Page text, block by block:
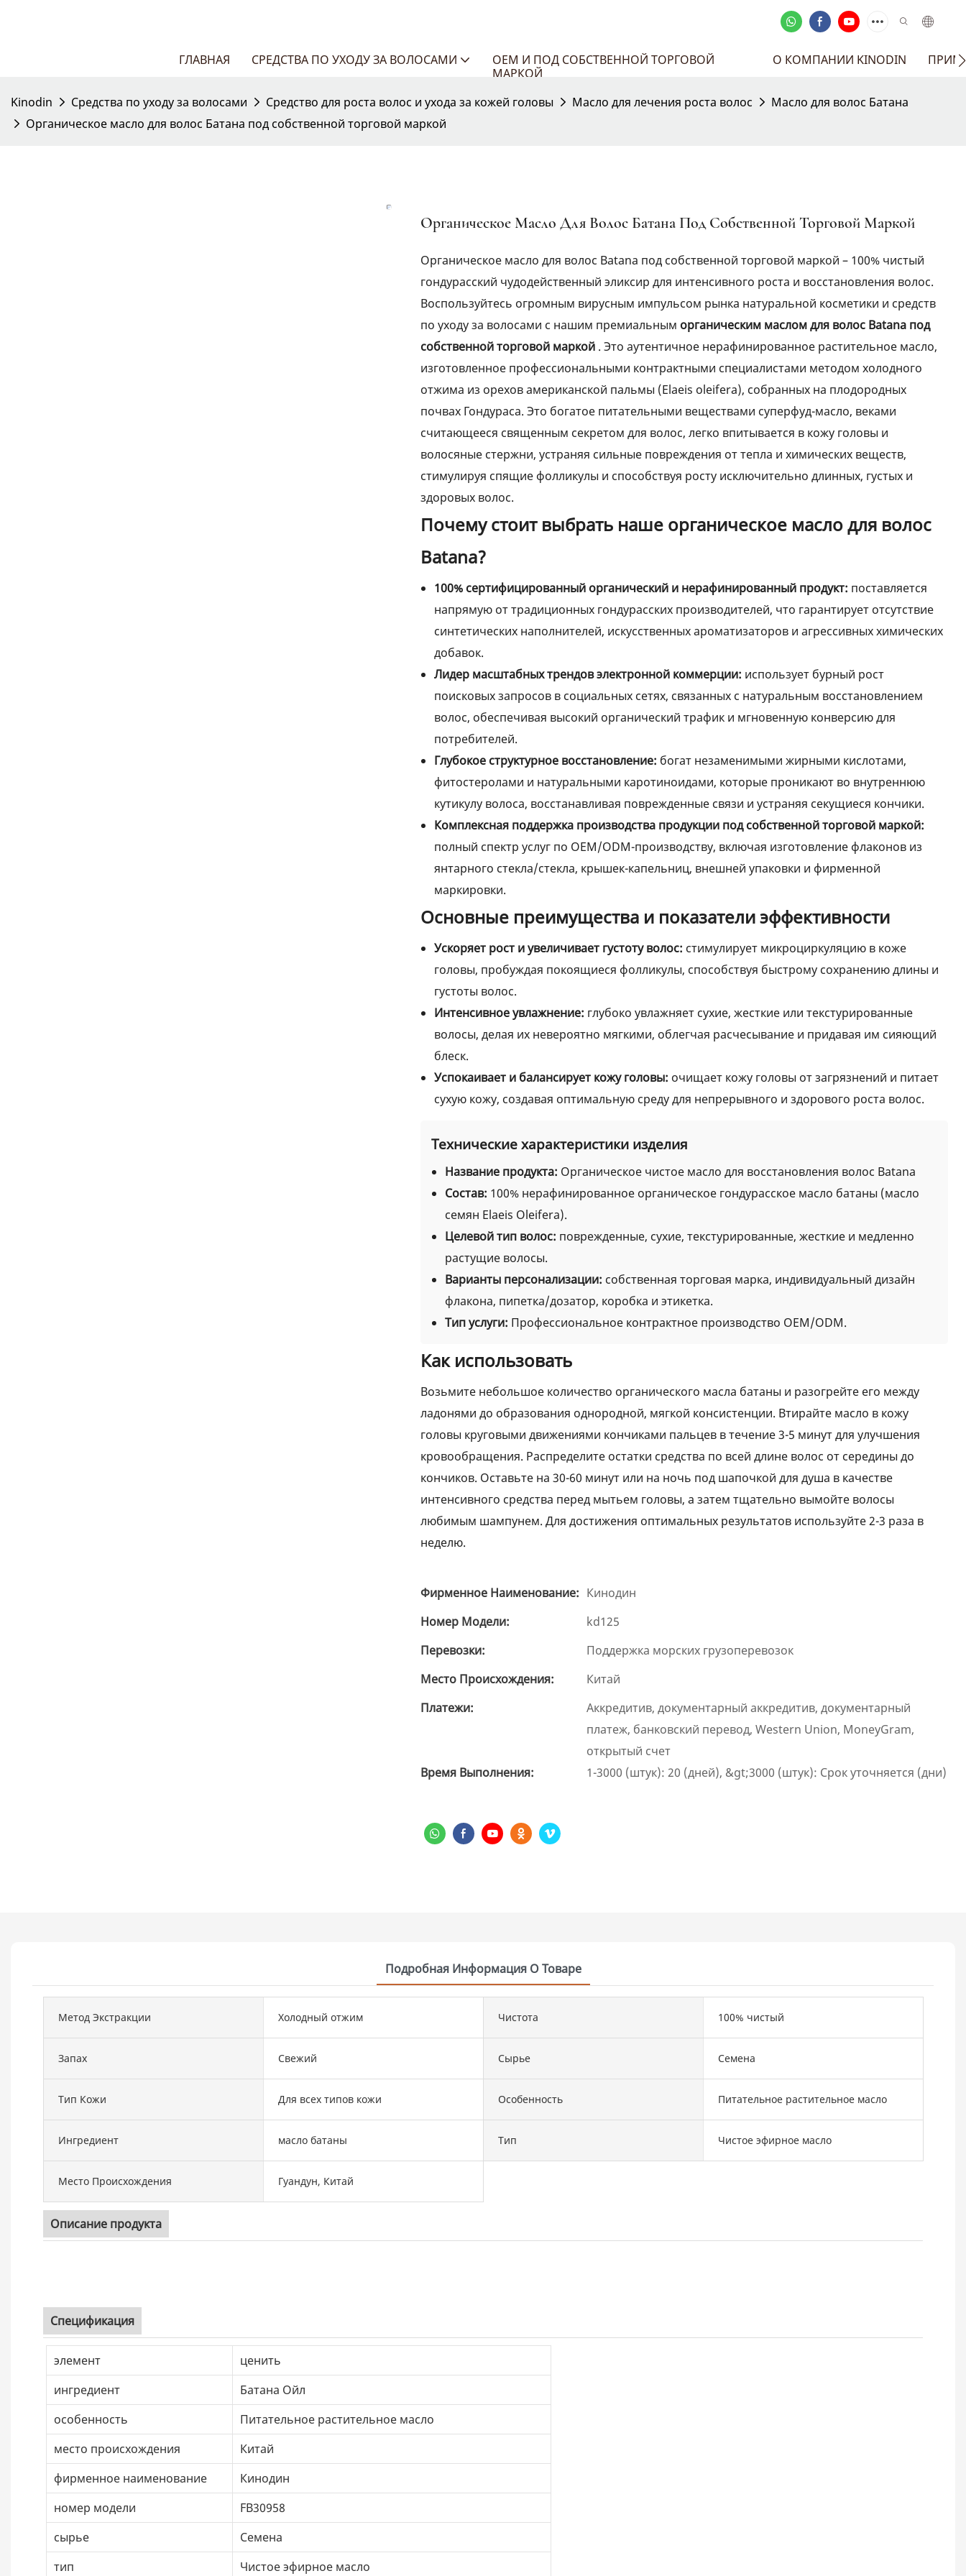
ГЛАВНАЯ СРЕДСТВА ПО УХОДУ ЗА ВОЛОСАМИ
OEM И ПОД СОБСТВЕННОЙ ТОРГОВОЙ
МАРКОЙ
О КОМПАНИИ KINODIN
Kinodin Средства по уходу за волосами Средство для роста волос и ухода за кожей головы Масло для лечения роста волос
Масло для волос Батана
Органическое масло для волос Батана под собственной торговой маркой
Органическое Масло Для Волос Батана Под Собственной Торговой Маркой
Органическое масло для волос Batana под собственной торговой маркой – 100% чистый
гондурасский чудодейственный эликсир для интенсивного роста и восстановления волос.
Воспользуйтесь огромным вирусным импульсом рынка натуральной косметики и средств
по уходу за волосами с нашим премиальным органическим маслом для волос Batana под
собственной торговой маркой . Это аутентичное нерафинированное растительное масло,
изготовленное профессиональными контрактными специалистами методом холодного
отжима из орехов американской пальмы (Elaeis oleifera), собранных на плодородных
почвах Гондураса. Это богатое питательными веществами суперфуд-масло, веками
считающееся священным секретом для волос, легко впитывается в кожу головы и
волосяные стержни, устраняя сильные повреждения от тепла и химических веществ,
стимулируя спящие фолликулы и способствуя росту исключительно длинных, густых и
здоровых волос.
Почему стоит выбрать наше органическое масло для волос
Batana?
100% сертифицированный органический и нерафинированный продукт: поставляется
напрямую от традиционных гондурасских производителей, что гарантирует отсутствие
синтетических наполнителей, искусственных ароматизаторов и агрессивных химических
добавок.
Лидер масштабных трендов электронной коммерции: использует бурный рост
поисковых запросов в социальных сетях, связанных с натуральным восстановлением
волос, обеспечивая высокий органический трафик и мгновенную конверсию для
потребителей.
Глубокое структурное восстановление: богат незаменимыми жирными кислотами,
фитостеролами и натуральными каротиноидами, которые проникают во внутреннюю
кутикулу волоса, восстанавливая поврежденные связи и устраняя секущиеся кончики.
Комплексная поддержка производства продукции под собственной торговой маркой:
полный спектр услуг по OEM/ODM-производству, включая изготовление флаконов из
янтарного стекла/стекла, крышек-капельниц, внешней упаковки и фирменной
маркировки.
Основные преимущества и показатели эффективности
Ускоряет рост и увеличивает густоту волос: стимулирует микроциркуляцию в коже
головы, пробуждая покоящиеся фолликулы, способствуя быстрому сохранению длины и
густоты волос.
Интенсивное увлажнение: глубоко увлажняет сухие, жесткие или текстурированные
волосы, делая их невероятно мягкими, облегчая расчесывание и придавая им сияющий
блеск.
Успокаивает и балансирует кожу головы: очищает кожу головы от загрязнений и питает
сухую кожу, создавая оптимальную среду для непрерывного и здорового роста волос.
Технические характеристики изделия
Название продукта: Органическое чистое масло для восстановления волос Batana
Состав: 100% нерафинированное органическое гондурасское масло батаны (масло
семян Elaeis Oleifera).
Целевой тип волос: поврежденные, сухие, текстурированные, жесткие и медленно
растущие волосы.
Варианты персонализации: собственная торговая марка, индивидуальный дизайн
флакона, пипетка/дозатор, коробка и этикетка.
Тип услуги: Профессиональное контрактное производство OEM/ODM.
Как использовать
Возьмите небольшое количество органического масла батаны и разогрейте его между
ладонями до образования однородной, мягкой консистенции. Втирайте масло в кожу
головы круговыми движениями кончиками пальцев в течение 3-5 минут для улучшения
кровообращения. Распределите остатки средства по всей длине волос от середины до
кончиков. Оставьте на 30-60 минут или на ночь под шапочкой для душа в качестве
интенсивного средства перед мытьем головы, а затем тщательно вымойте волосы
любимым шампунем. Для достижения оптимальных результатов используйте 2-3 раза в
неделю.
Фирменное Наименование: Кинодин
Номер Модели:
kd125
Перевозки:
Поддержка морских грузоперевозок
Место Происхождения:
Китай
Платежи:
Аккредитив, документарный аккредитив, документарный
платеж, банковский перевод, Western Union, MoneyGram,
открытый счет
Время Выполнения:
1-3000 (штук): 20 (дней), &gt;3000 (штук): Срок уточняется (дни)
Подробная Информация О Товаре
Метод Экстракции Холодный отжим Чистота 100% чистый
Запах Свежий Сырье Семена
Тип Кожи Для всех типов кожи Особенность Питательное растительное масло
Ингредиент масло батаны Тип Чистое эфирное масло
Место Происхождения Гуандун, Китай
Описание продукта
Спецификация
элемент
ценить
ингредиент
Батана Ойл
особенность
Питательное растительное масло
место происхождения
Китай
фирменное наименование
Кинодин
номер модели
FB30958
сырье
Семена
тип
Чистое эфирное масло